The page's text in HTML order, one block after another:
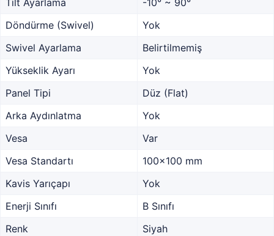
Döndürme (Swivel)
Yok
Swivel Ayarlama
Belirtilmemiş
Yükseklik Ayarı
Yok
Panel Tipi
Düz (Flat)
Arka Aydınlatma
Yok
Vesa
Var
Vesa Standartı
100x100 mm
Kavis Yarıçapı
Yok
Enerji Sınıfı
B Sınıfı
Renk
Siyah